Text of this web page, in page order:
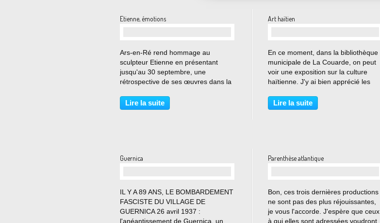
Etienne, émotions
Ars-en-Ré rend hommage au
sculpteur Etienne en présentant
jusqu'au 30 septembre, une
rétrospective de ses œuvres dans la
Etienne a développé un univers
artistique singulier jusqu'à sa
Lire la suite
Art haïtien
En ce moment, dans la bibliothèque
municipale de La Couarde, on peut
voir une exposition sur la culture
haïtienne. J'y ai bien apprécié les
travail du métal sculpté et martelé
est une tradition haïtienne, il connaît
Lire la suite
Guernica
IL Y A 89 ANS, LE BOMBARDEMENT
FASCISTE DU VILLAGE DE
GUERNICA 26 avril 1937 :
l'anéantissement de Guernica, un
Parenthèse atlantique
Bon, ces trois dernières productions
ne sont pas des plus réjouissantes,
je vous l'accorde. J'espère que ceux
à qui elles sont adressées voudront